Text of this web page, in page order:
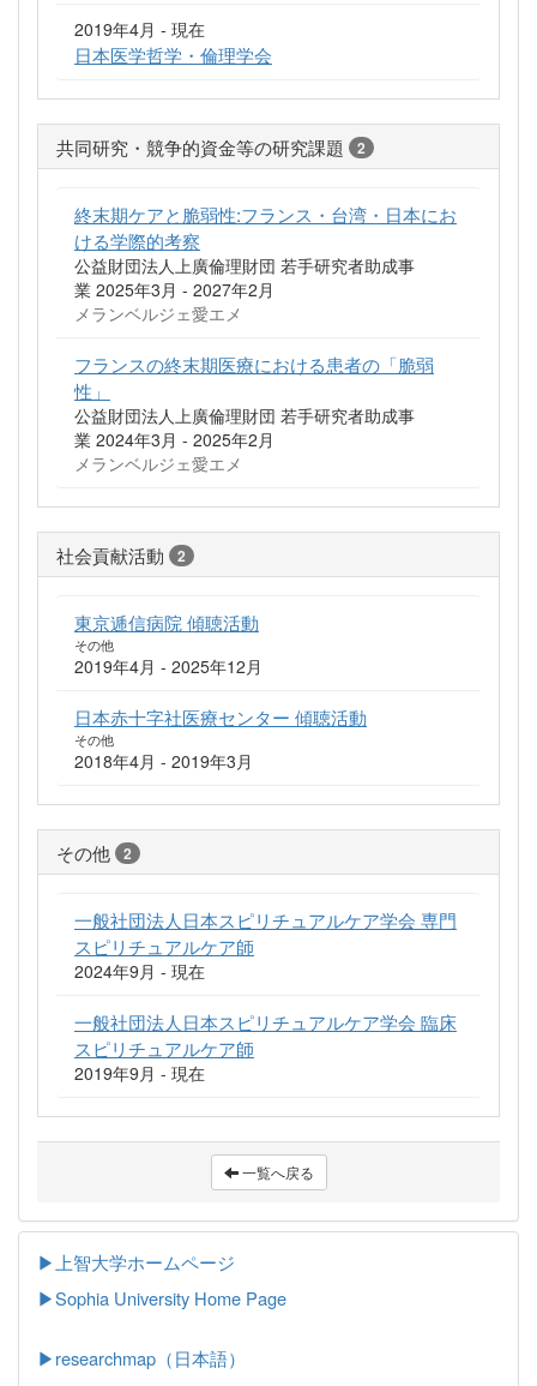
2019年4月 - 現在
日本医学哲学・倫理学会
共同研究・競争的資金等の研究課題 2
終末期ケアと脆弱性:フランス・台湾・日本にお
ける学際的考察
公益財団法人上廣倫理財団 若手研究者助成事
業 2025年3月 - 2027年2月
メランベルジェ愛エメ
フランスの終末期医療における患者の「脆弱
性」
公益財団法人上廣倫理財団 若手研究者助成事
業 2024年3月 - 2025年2月
メランベルジェ愛エメ
社会貢献活動 2
東京逓信病院 傾聴活動
その他
2019年4月 - 2025年12月
日本赤十字社医療センター 傾聴活動
その他
2018年4月 - 2019年3月
その他 2
一般社団法人日本スピリチュアルケア学会 専門
スピリチュアルケア師
2024年9月 - 現在
一般社団法人日本スピリチュアルケア学会 臨床
スピリチュアルケア師
2019年9月 - 現在
一覧へ戻る
▶上智大学ホームページ
▶Sophia University Home Page
▶researchmap（日本語）